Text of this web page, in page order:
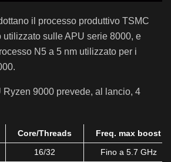
il processo produttivo TSMC
utilizzato sulle APU serie 8000, e
N5 a 5 nm utilizzato per i
Ryzen 9000 prevede, al lancio, 4
Core/Threads Freq. max boost
16/32 Fino a 5.7 GHz